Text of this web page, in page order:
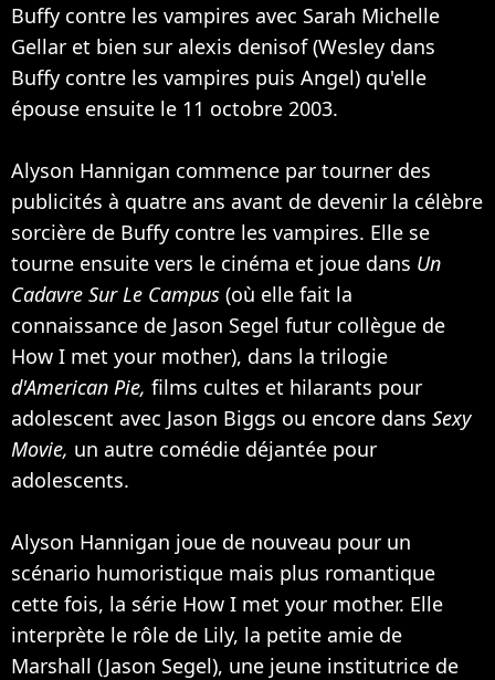
Buffy contre les vampires avec Sarah Michelle
Gellar et bien sur alexis denisof (Wesley dans
Buffy contre les vampires puis Angel) qu'elle
épouse ensuite le 11 octobre 2003.
Alyson Hannigan commence par tourner des
publicités à quatre ans avant de devenir la célèbre
sorcière de Buffy contre les vampires. Elle se
tourne ensuite vers le cinéma et joue dans Un
Cadavre Sur Le Campus (où elle fait la
connaissance de Jason Segel futur collègue de
How I met your mother), dans la trilogie
d'American Pie, films cultes et hilarants pour
adolescent avec Jason Biggs ou encore dans Sexy
Movie, un autre comédie déjantée pour
adolescents.
Alyson Hannigan joue de nouveau pour un
scénario humoristique mais plus romantique
cette fois, la série How I met your mother. Elle
interprète le rôle de Lily, la petite amie de
Marshall (Jason Segel), une jeune institutrice de